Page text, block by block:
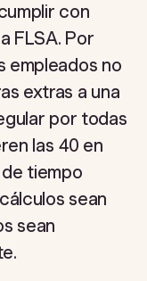
con
FLSA. Por
empleados no
extras a una
por todas
las 40 en
de tiempo
sean
sean